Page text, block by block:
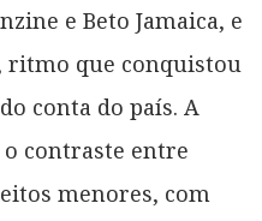
e Beto Jamaica, e
ritmo que conquistou
conta do país. A
contraste entre
menores, com